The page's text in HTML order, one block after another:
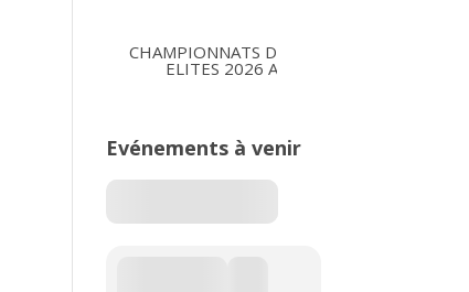
CHAMPIONNATS DE FRANCE
ELITES 2026 A ALBI
Evénements à venir